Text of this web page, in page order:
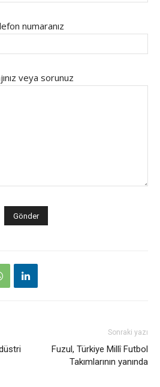
numaranız
veya sorunuz
Sonraki yazı
Fuzul, Türkiye Millî Futbol
Takımlarının yanında